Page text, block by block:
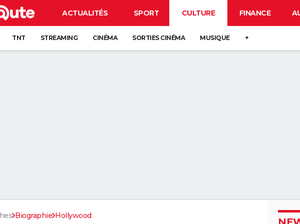
ACTUALITÉS SPORT CULTURE FINANCE
TNT STREAMING CINÉMA SORTIES CINÉMA MUSIQUE +
Biographie Hollywood